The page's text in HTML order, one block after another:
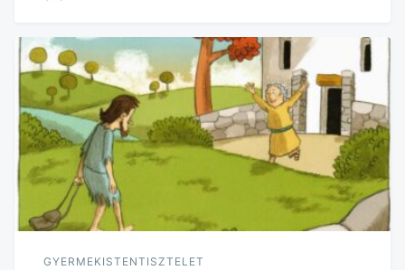
GYERMEKISTENTISZTELET